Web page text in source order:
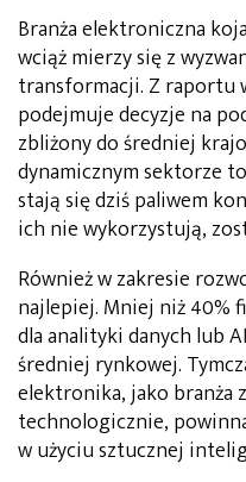
Branża elektroniczna
wciąż mierzy się z
transformacji. Z raportu
podejmuje decyzje na
zbliżony do średniej
dynamicznym sektorze
stają się dziś paliwem
ich nie wykorzystują,
Również w zakresie
najlepiej. Mniej niż 40%
dla analityki danych lub
średniej rynkowej.
elektronika, jako branża
technologicznie,
w użyciu sztucznej